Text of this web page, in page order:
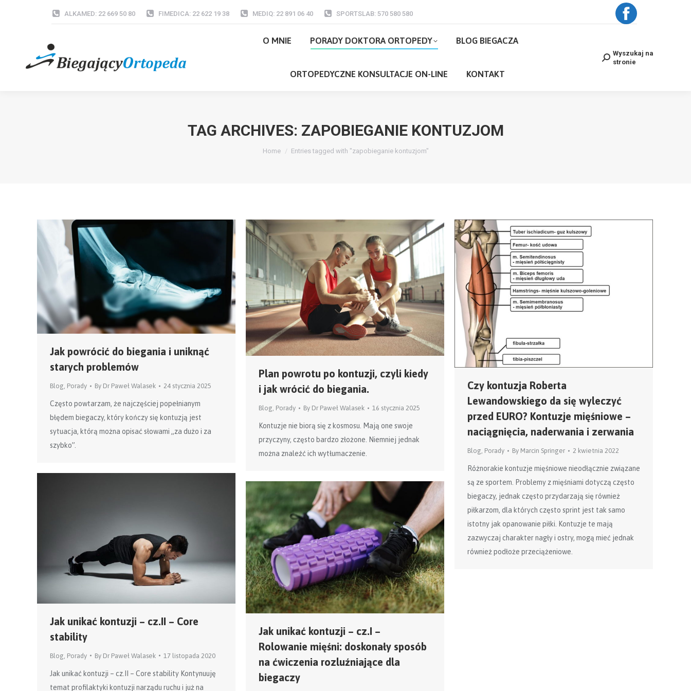
ALKAMED: 22 669 50 80 FIMEDICA: 22 622 19 38 MEDIQ: 22 891 06 40 SPORTSLAB: 570 580 580
Facebook
opens
O MNIE PORADY DOKTORA ORTOPEDY BLOG BIEGACZA
ORTOPEDYCZNE KONSULTACJE ON-LINE KONTAKT
Search:
Wyszukaj na
stronie
TAG ARCHIVES: ZAPOBIEGANIE KONTUZJOM
You are here:
Home Entries tagged with "zapobieganie kontuzjom"
Jak powrócić do biegania i uniknąć
starych problemów
Blog, Porady By Dr Paweł Walasek 24 stycznia 2025
Często powtarzam, że najczęściej popełnianym
błędem biegaczy, który kończy się kontuzją jest
sytuacja, którą można opisać słowami „za dużo i za
szybko”.
Plan powrotu po kontuzji, czyli kiedy
i jak wrócić do biegania.
Blog, Porady By Dr Paweł Walasek 16 stycznia 2025
Kontuzje nie biorą się z kosmosu. Mają one swoje
przyczyny, często bardzo złożone. Niemniej jednak
można znaleźć ich wytłumaczenie.
Czy kontuzja Roberta
Lewandowskiego da się wyleczyć
przed EURO? Kontuzje mięśniowe –
naciągnięcia, naderwania i zerwania
Blog, Porady By Marcin Springer 2 kwietnia 2022
Różnorakie kontuzje mięśniowe nieodłącznie związane
są ze sportem. Problemy z mięśniami dotyczą często
biegaczy, jednak często przydarzają się również
piłkarzom, dla których często sprint jest tak samo
istotny jak opanowanie piłki. Kontuzje te mają
zazwyczaj charakter nagły i ostry, mogą mieć jednak
również podłoże przeciążeniowe.
Jak unikać kontuzji – cz.II – Core
stability
Blog Porady By Dr Paweł Walasek 17 listopada 2020
Jak unikać kontuzji – cz.II – Core stability Kontynuuję
temat profilaktyki kontuzji narządu ruchu i już na
Jak unikać kontuzji – cz.I –
Rolowanie mięśni: doskonały sposób
na ćwiczenia rozluźniające dla
biegaczy
O MNIE PORADY DOKTORA ORTOPEDY
ORTOPEDYCZNE KONSULTACJE ON-LINE